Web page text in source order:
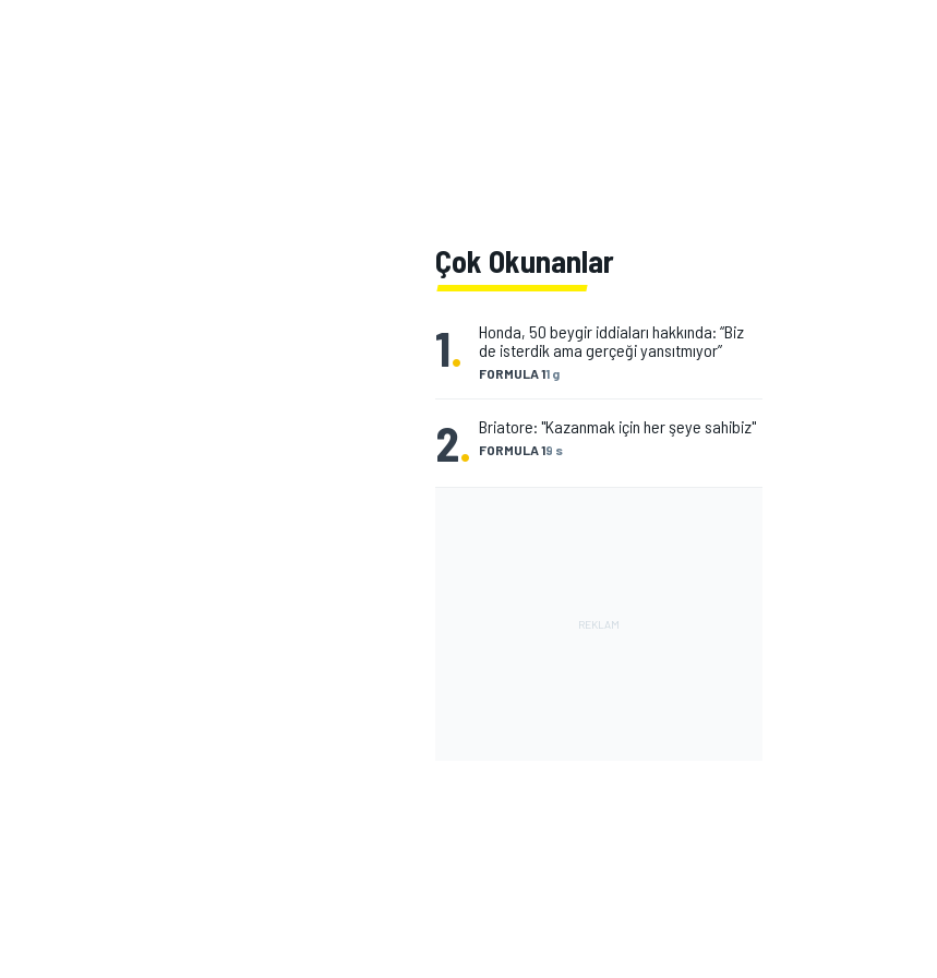
Çok Okunanlar
1. FORMULA 11 g
Honda, 50 beygir iddiaları hakkında: “Biz
de isterdik ama gerçeği yansıtmıyor”
2. FORMULA 19 s
Briatore: "Kazanmak için her şeye sahibiz"